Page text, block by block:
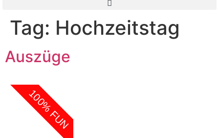
Tag: Hochzeitstag
Auszüge
100% FUN